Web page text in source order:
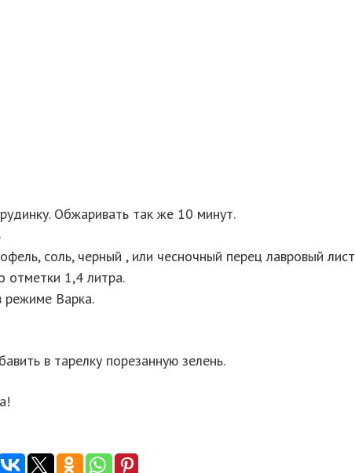
Обжаривать так же 10 минут.
соль, черный , или чесночный перец лавровый лист
отметки 1,4 литра.
режиме Варка.
в тарелку порезанную зелень.